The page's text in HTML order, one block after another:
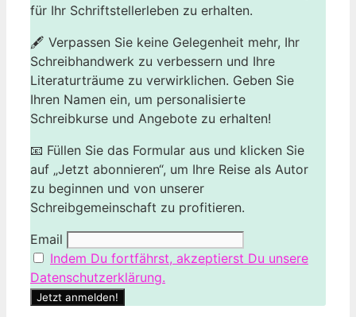
für Ihr Schriftstellerleben zu erhalten.
🖋️ Verpassen Sie keine Gelegenheit mehr, Ihr
Schreibhandwerk zu verbessern und Ihre
Literaturträume zu verwirklichen. Geben Sie
Ihren Namen ein, um personalisierte
Schreibkurse und Angebote zu erhalten!
📧 Füllen Sie das Formular aus und klicken Sie
auf „Jetzt abonnieren“, um Ihre Reise als Autor
zu beginnen und von unserer
Schreibgemeinschaft zu profitieren.
Email
Indem Du fortfährst, akzeptierst Du unsere
Datenschutzerklärung.